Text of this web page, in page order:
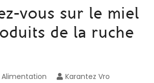
vous sur le miel
de la ruche
Alimentation
Karantez Vro